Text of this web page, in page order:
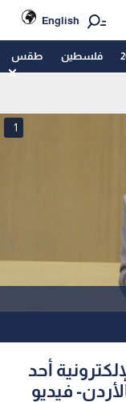
English
فلسطين طقس
1
أحد
فيديو